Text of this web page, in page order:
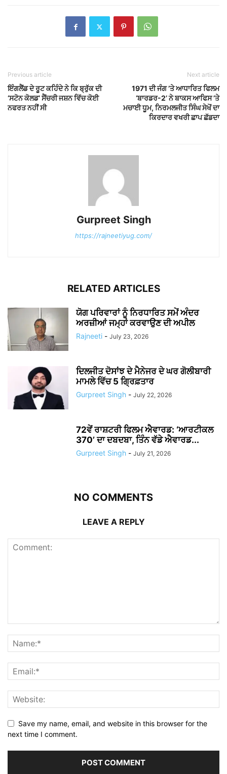
Previous article
ਇੰਗਲੈਂਡ ਦੇ ਰੂਟ ਕਹਿੰਦੇ ਨੇ ਕਿ ਬ੍ਰੁੱਕ ਦੀ
‘ਸਟੋਨ ਕੋਲਡ’ ਸੈਂਚਰੀ ਜਸ਼ਨ ਵਿੱਚ ਕੋਈ
ਨਫਰਤ ਨਹੀਂ ਸੀ
Next article
1971 ਦੀ ਜੰਗ ’ਤੇ ਆਧਾਰਿਤ ਫਿਲਮ
‘ਬਾਰਡਰ-2’ ਨੇ ਬਾਕਸ ਆਫਿਸ ’ਤੇ
ਮਚਾਈ ਧੂਮ, ਨਿਰਮਲਜੀਤ ਸਿੰਘ ਸੇਖੋਂ ਦਾ
ਕਿਰਦਾਰ ਵਖਰੀ ਛਾਪ ਛੱਡਦਾ
Gurpreet Singh
https://rajneetiyug.com/
RELATED ARTICLES
ਯੋਗ ਪਰਿਵਾਰਾਂ ਨੂੰ ਨਿਰਧਾਰਿਤ ਸਮੇਂ ਅੰਦਰ
ਅਰਜ਼ੀਆਂ ਜਮ੍ਹਾਂ ਕਰਵਾਉਣ ਦੀ ਅਪੀਲ
Rajneeti - July 23, 2026
ਦਿਲਜੀਤ ਦੋਸਾਂਝ ਦੇ ਮੈਨੇਜਰ ਦੇ ਘਰ ਗੋਲੀਬਾਰੀ
ਮਾਮਲੇ ਵਿੱਚ 5 ਗ੍ਰਿਫ਼ਤਾਰ
Gurpreet Singh - July 22, 2026
72ਵੇਂ ਰਾਸ਼ਟਰੀ ਫਿਲਮ ਐਵਾਰਡ: ‘ਆਰਟੀਕਲ
370’ ਦਾ ਦਬਦਬਾ, ਤਿੰਨ ਵੱਡੇ ਐਵਾਰਡ...
Gurpreet Singh - July 21, 2026
NO COMMENTS
LEAVE A REPLY
Save my name, email, and website in this browser for the
next time I comment.